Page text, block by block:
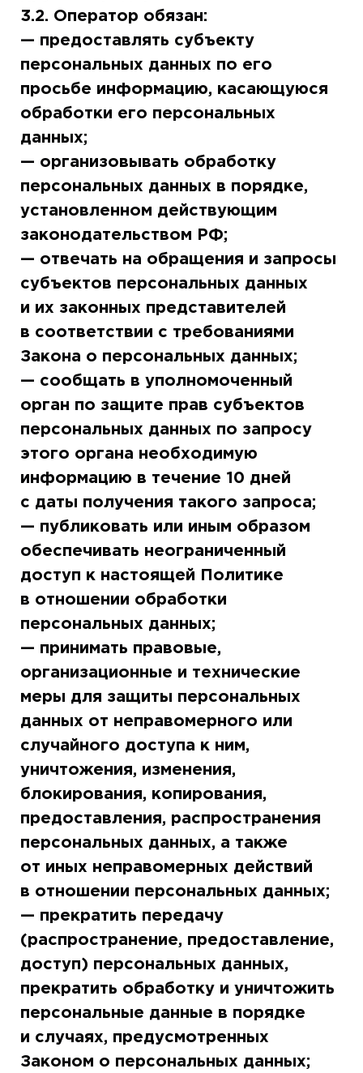
3.2. Оператор обязан:
— предоставлять субъекту
персональных данных по его
просьбе информацию, касающуюся
обработки его персональных
данных;
— организовывать обработку
персональных данных в порядке,
установленном действующим
законодательством РФ;
— отвечать на обращения и запросы
субъектов персональных данных
и их законных представителей
в соответствии с требованиями
Закона о персональных данных;
— сообщать в уполномоченный
орган по защите прав субъектов
персональных данных по запросу
этого органа необходимую
информацию в течение 10 дней
с даты получения такого запроса;
— публиковать или иным образом
обеспечивать неограниченный
доступ к настоящей Политике
в отношении обработки
персональных данных;
— принимать правовые,
организационные и технические
меры для защиты персональных
данных от неправомерного или
случайного доступа к ним,
уничтожения, изменения,
блокирования, копирования,
предоставления, распространения
персональных данных, а также
от иных неправомерных действий
в отношении персональных данных;
— прекратить передачу
(распространение, предоставление,
доступ) персональных данных,
прекратить обработку и уничтожить
персональные данные в порядке
и случаях, предусмотренных
Законом о персональных данных;